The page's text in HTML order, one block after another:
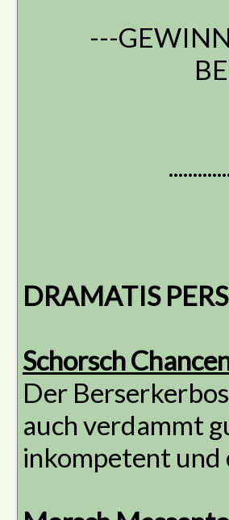
---
DRAMATIS
Schorsch
Der
auch verdammt
inkompetent und